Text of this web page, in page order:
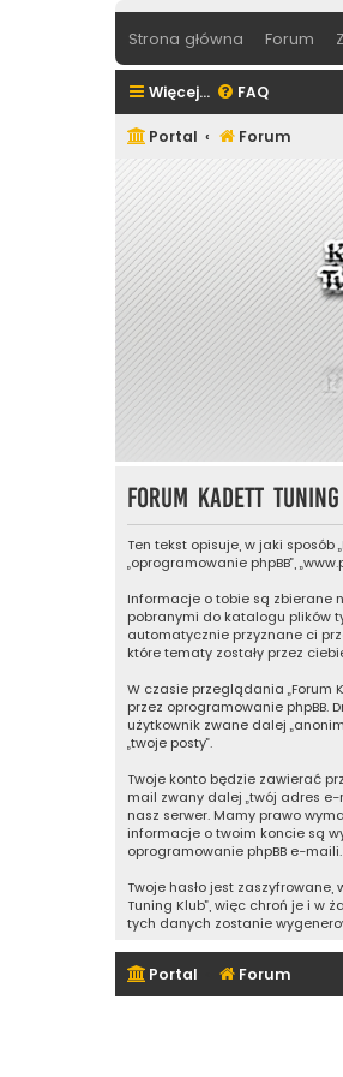
Strona główna Forum
Więcej… FAQ
Portal Forum
Forum Kadett
Ten tekst opisuje, w jaki sposób
„oprogramowanie phpBB”,
Informacje o tobie są zbierane
pobranymi do katalogu plików
automatycznie przyznane ci
które tematy zostały przez
W czasie przeglądania „Forum
przez oprogramowanie phpBB.
użytkownik zwane dalej
„twoje posty”.
Twoje konto będzie zawierać
mail zwany dalej „twój adres
nasz serwer. Mamy prawo
informacje o twoim koncie są
oprogramowanie phpBB e-maili.
Twoje hasło jest
Tuning Klub”, więc chroń je i w
tych danych zostanie
Portal Forum